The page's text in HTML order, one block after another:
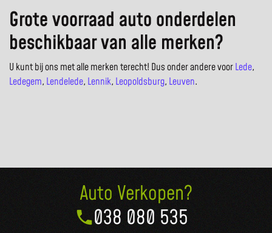
Grote voorraad auto onderdelen
beschikbaar van alle merken?
U kunt bij ons met alle merken terecht! Dus onder andere voorLede,
Ledegem, Lendelede, Lennik, Leopoldsburg, Leuven.
Auto Verkopen?
038 080 535